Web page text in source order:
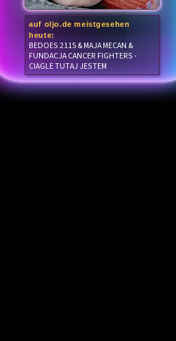
auf oljo.de meistgesehen
heute:
BEDOES 2115 & MAJA MECAN &
FUNDACJA CANCER FIGHTERS -
CIAGLE TUTAJ JESTEM